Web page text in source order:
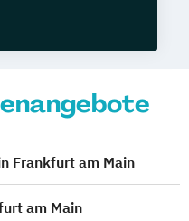
Frankfurt am Main
am Main